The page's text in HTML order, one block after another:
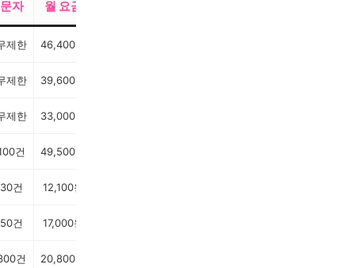
문자 월 요금
제한 46,400원
제한 39,600원
제한 33,000원
건 49,500원
30건 12,100원
50건 17,000원
건 20,800원